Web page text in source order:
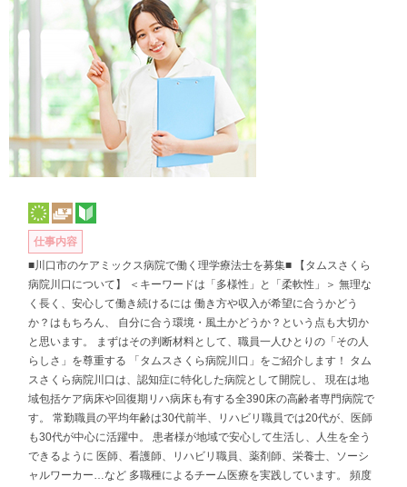
仕事内容
■川口市のケアミックス病院で働く理学療法士を募集■ 【タムスさくら
病院川口について】 ＜キーワードは「多様性」と「柔軟性」＞ 無理な
く長く、安心して働き続けるには 働き方や収入が希望に合うかどう
か？はもちろん、 自分に合う環境・風土かどうか？という点も大切か
と思います。 まずはその判断材料として、職員一人ひとりの「その人
らしさ」を尊重する 「タムスさくら病院川口」をご紹介します！ タム
スさくら病院川口は、認知症に特化した病院として開院し、 現在は地
域包括ケア病床や回復期リハ病床も有する全390床の高齢者専門病院で
す。 常勤職員の平均年齢は30代前半、リハビリ職員では20代が、医師
も30代が中心に活躍中。 患者様が地域で安心して生活し、人生を全う
できるように 医師、看護師、リハビリ職員、薬剤師、栄養士、ソーシ
ャルワーカー…など 多職種によるチーム医療を実践しています。 頻度